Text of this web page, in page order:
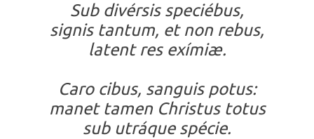
Sub divérsis speciébus,
signis tantum, et non rebus,
latent res exímiæ.
Caro cibus, sanguis potus:
manet tamen Christus totus
sub utráque spécie.